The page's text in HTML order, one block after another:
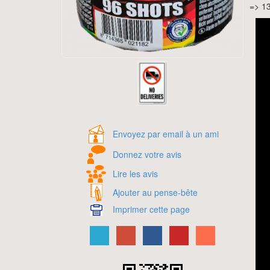
Envoyez par email à un ami
Donnez votre avis
Lire les avis
Ajouter au pense-bête
Imprimer cette page
=>